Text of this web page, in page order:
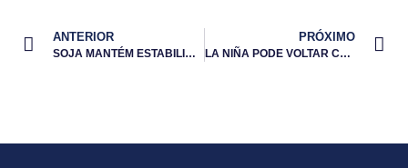
ANTERIOR
SOJA MANTÉM ESTABILIDADE EM CHICAGO ANTECIPANDO DECISÕES MACROECONÔMICAS
PRÓXIMO
LA NIÑA PODE VOLTAR COM IMPACTO SIGNIFICATIVO NO BRASIL